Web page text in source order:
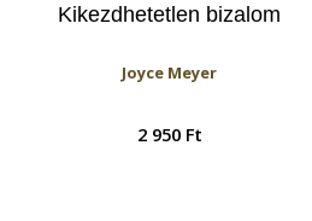
Kikezdhetetlen bizalom
Joyce Meyer
2 950 Ft